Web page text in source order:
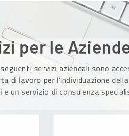
per le
seguenti servizi aziendali sono
di lavoro per l’individuazione
un servizio di consulenza